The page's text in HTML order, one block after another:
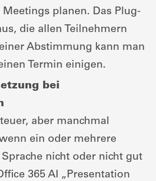
planen. Das Plug-
die allen Teilnehmern
Abstimmung kann man
Termin einigen.
bei
aber manchmal
ein oder mehrere
Sprache nicht oder nicht gut
365 AI „Presentation